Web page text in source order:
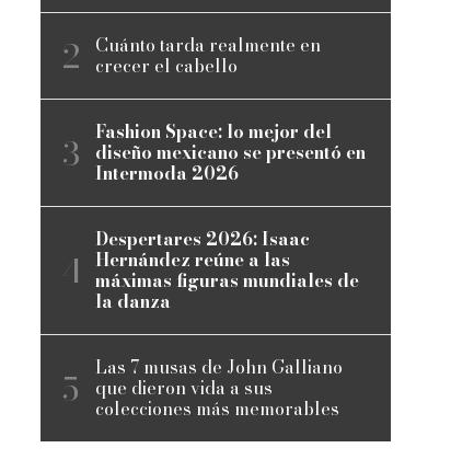
Cuánto tarda realmente en
crecer el cabello
Fashion Space: lo mejor del
diseño mexicano se presentó en
Intermoda 2026
Despertares 2026: Isaac
Hernández reúne a las
máximas figuras mundiales de
la danza
Las 7 musas de John Galliano
que dieron vida a sus
colecciones más memorables